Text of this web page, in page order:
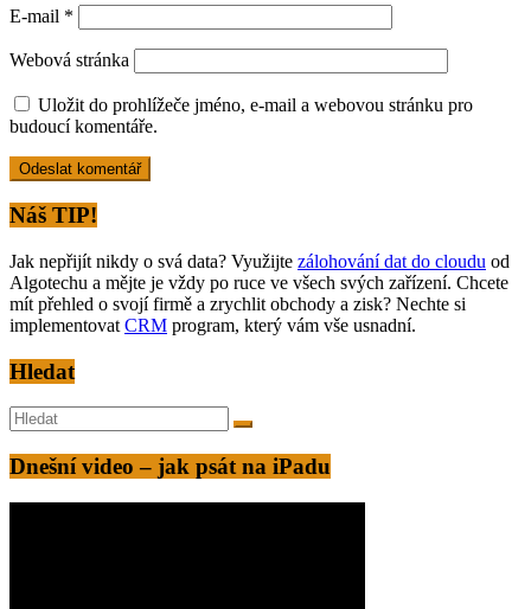
E-mail *
Webová stránka
Uložit do prohlížeče jméno, e-mail a webovou stránku pro
budoucí komentáře.
Alternative:
Náš TIP!
Jak nepřijít nikdy o svá data? Využijte zálohování dat do cloudu od
Algotechu a mějte je vždy po ruce ve všech svých zařízení. Chcete
mít přehled o svojí firmě a zrychlit obchody a zisk? Nechte si
implementovat CRM program, který vám vše usnadní.
Hledat
Dnešní video – jak psát na iPadu